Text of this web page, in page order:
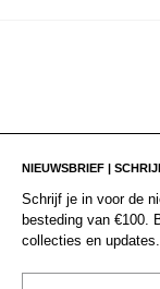
NIEUWSBRIEF |
Schrijf je in voor de
besteding van €100.
collecties en updates.
Email